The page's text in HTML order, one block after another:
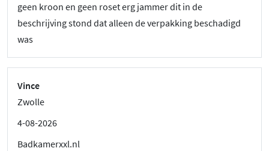
geen kroon en geen roset erg jammer dit in de
beschrijving stond dat alleen de verpakking beschadigd
was
Vince
Zwolle
4-08-2026
Badkamerxxl.nl